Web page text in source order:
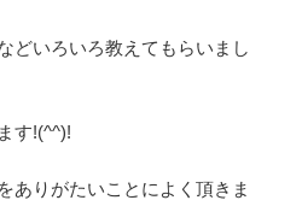
どいろいろ教えてもらいまし
す!(^^)!
ありがたいことによく頂きま